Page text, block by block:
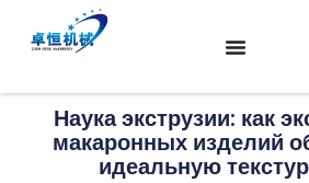
Наука экструзии: как
макаронных изделий
идеальную